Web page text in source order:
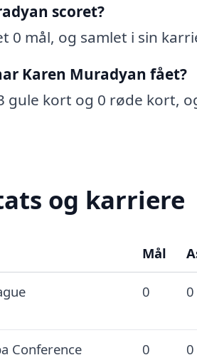
scoret?
0 mål, og samlet i sin
Karen Muradyan fået?
gule kort og 0 røde kort,
og karriere
Mål
0 0
Conference
0 0